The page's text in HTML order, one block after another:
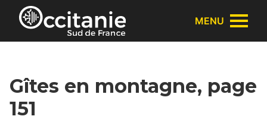
Panneau de gestion des cookies
MENU
Gîtes en montagne, page
151